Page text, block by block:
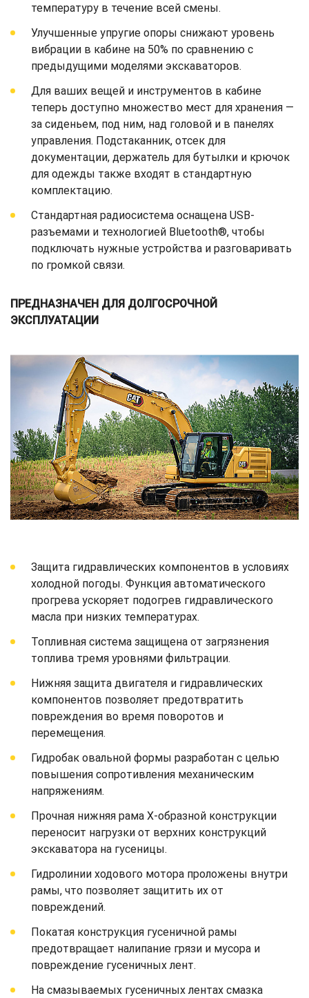
температуру в течение всей смены.
Улучшенные упругие опоры снижают уровень
вибрации в кабине на 50% по сравнению с
предыдущими моделями экскаваторов.
Для ваших вещей и инструментов в кабине
теперь доступно множество мест для хранения —
за сиденьем, под ним, над головой и в панелях
управления. Подстаканник, отсек для
документации, держатель для бутылки и крючок
для одежды также входят в стандартную
комплектацию.
Стандартная радиосистема оснащена USB-
разъемами и технологией Bluetooth®, чтобы
подключать нужные устройства и разговаривать
по громкой связи.
ПРЕДНАЗНАЧЕН ДЛЯ ДОЛГОСРОЧНОЙ
ЭКСПЛУАТАЦИИ
Защита гидравлических компонентов в условиях
холодной погоды. Функция автоматического
прогрева ускоряет подогрев гидравлического
масла при низких температурах.
Топливная система защищена от загрязнения
топлива тремя уровнями фильтрации.
Нижняя защита двигателя и гидравлических
компонентов позволяет предотвратить
повреждения во время поворотов и
перемещения.
Гидробак овальной формы разработан с целью
повышения сопротивления механическим
напряжениям.
Прочная нижняя рама Х-образной конструкции
переносит нагрузки от верхних конструкций
экскаватора на гусеницы.
Гидролинии ходового мотора проложены внутри
рамы, что позволяет защитить их от
повреждений.
Покатая конструкция гусеничной рамы
предотвращает налипание грязи и мусора и
повреждение гусеничных лент.
На смазываемых гусеничных лентах смазка